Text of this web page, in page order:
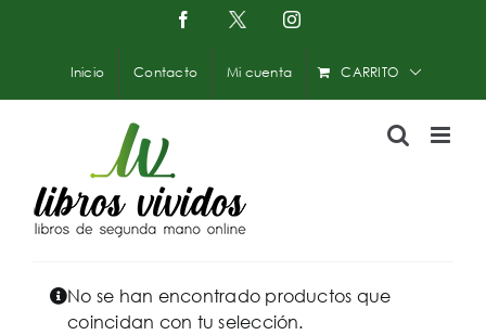
contenido
Facebook
X
Instagram
Inicio Contacto Mi cuenta CARRITO
No se han encontrado productos que
coincidan con tu selección.